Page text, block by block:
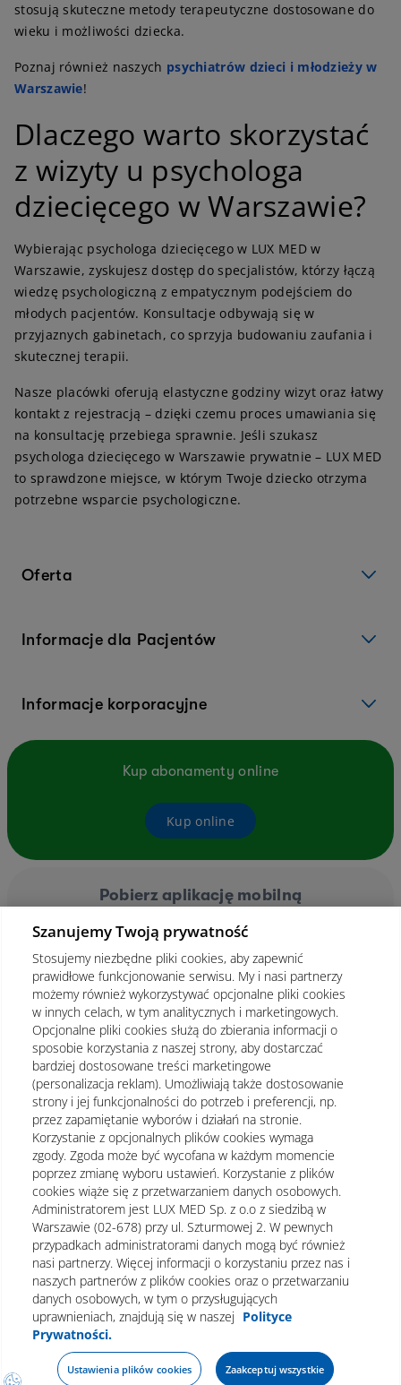
stosują skuteczne metody terapeutyczne dostosowane do
wieku i możliwości dziecka.
Poznaj również naszych psychiatrów dzieci i młodzieży w
Warszawie!
Dlaczego warto skorzystać
z wizyty u psychologa
dziecięcego w Warszawie?
Wybierając psychologa dziecięcego w LUX MED w
Warszawie, zyskujesz dostęp do specjalistów, którzy łączą
wiedzę psychologiczną z empatycznym podejściem do
młodych pacjentów. Konsultacje odbywają się w
przyjaznych gabinetach, co sprzyja budowaniu zaufania i
skutecznej terapii.
Nasze placówki oferują elastyczne godziny wizyt oraz łatwy
kontakt z rejestracją – dzięki czemu proces umawiania się
na konsultację przebiega sprawnie. Jeśli szukasz
psychologa dziecięcego w Warszawie prywatnie – LUX MED
to sprawdzone miejsce, w którym Twoje dziecko otrzyma
potrzebne wsparcie psychologiczne.
Oferta
Informacje dla Pacjentów
Informacje korporacyjne
Kup abonamenty online
Kup online
Pobierz aplikację mobilną
Polityka prywatności Notka prawna
Dane osobowe Mapa strony
Oświadczenie o dostępności
Szanujemy Twoją prywatność
Stosujemy niezbędne pliki cookies, aby zapewnić
prawidłowe funkcjonowanie serwisu. My i nasi partnerzy
możemy również wykorzystywać opcjonalne pliki cookies
w innych celach, w tym analitycznych i marketingowych.
Opcjonalne pliki cookies służą do zbierania informacji o
sposobie korzystania z naszej strony, aby dostarczać
bardziej dostosowane treści marketingowe
(personalizacja reklam). Umożliwiają także dostosowanie
strony i jej funkcjonalności do potrzeb i preferencji, np.
przez zapamiętanie wyborów i działań na stronie.
Korzystanie z opcjonalnych plików cookies wymaga
zgody. Zgoda może być wycofana w każdym momencie
poprzez zmianę wyboru ustawień. Korzystanie z plików
cookies wiąże się z przetwarzaniem danych osobowych.
Administratorem jest LUX MED Sp. z o.o z siedzibą w
Warszawie (02-678) przy ul. Szturmowej 2. W pewnych
przypadkach administratorami danych mogą być również
nasi partnerzy. Więcej informacji o korzystaniu przez nas i
naszych partnerów z plików cookies oraz o przetwarzaniu
danych osobowych, w tym o przysługujących
uprawnieniach, znajdują się w naszej Polityce
Prywatności.
Ustawienia plików cookies Zaakceptuj wszystkie